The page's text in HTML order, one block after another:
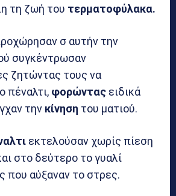
τη ζωή του τερματοφύλακα.
σ αυτήν την
συγκέντρωσαν
ζητώντας τους να
πέναλτι, φορώντας ειδικά
την κίνηση του ματιού.
εκτελούσαν χωρίς πίεση
στο δεύτερο το γυαλί
που αύξαναν το στρες.